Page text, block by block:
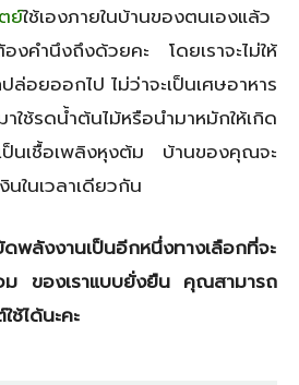
ย์ใช้เองภายในบ้านของตนเองแล้ว
งคำนึงถึงด้วยคะ โดยเราจะไม่ให้
ล่อยออกไป ไม่ว่าจะเป็นเศษอาหาร
ใช้รดน้ำต้นไม้หรือนำมาหมักให้เกิด
ป็นเชื้อเพลิงหุงต้ม บ้านของคุณจะ
ในเวลาเดียวกัน
ดพลังงานเป็นอีกหนึ่งทางเลือกที่จะ
ม ของเราแบบยั่งยืน คุณสามารถ
ช้ได้นะคะ